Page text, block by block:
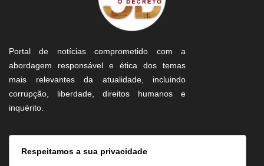
Portal de notícias comprometido com a
abordagem responsável e ética dos temas
mais relevantes da atualidade, incluindo
corrupção, liberdade, direitos humanos e
inquérito.
Informação
Respeitamos a sua privacidade